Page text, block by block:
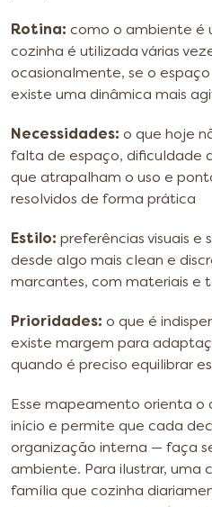
Rotina: como o ambiente é
cozinha é utilizada várias
ocasionalmente, se o
existe uma dinâmica mais
Necessidades: o que hoje
falta de espaço, dificuldade
que atrapalham o uso e
resolvidos de forma prática
Estilo: preferências visuais e
desde algo mais clean e
marcantes, com materiais e
Prioridades: o que é
existe margem para
quando é preciso equilibrar
Esse mapeamento orienta o
início e permite que cada
organização interna — faça
ambiente. Para ilustrar, uma
família que cozinha